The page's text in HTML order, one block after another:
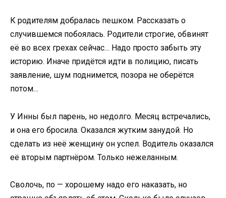
К родителям добралась пешком. Рассказать о
случившемся побоялась. Родители строгие, обвинят
её во всех грехах сейчас… Надо просто забыть эту
историю. Иначе придётся идти в полицию, писать
заявление, шум поднимется, позора не оберётся
потом…
У Инны был парень, но недолго. Месяц встречались,
и она его бросила. Оказался жутким занудой. Но
сделать из неё женщину он успел. Водитель оказался
её вторым партнёром. Только нежеланным.
Сволочь, по — хорошему надо его наказать, но